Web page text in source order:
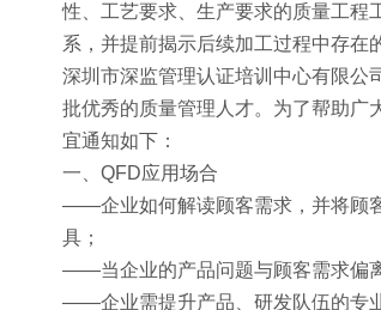
性、工艺要求、生产要求的质量工程
系，并提前揭示后续加工过程中存在
深圳市深监管理认证培训中心有限公
批优秀的质量管理人才。为了帮助广
宜通知如下：
一、QFD应用场合
——企业如何解读顾客需求，并将顾
具；
——当企业的产品问题与顾客需求偏
——企业需提升产品、研发队伍的专